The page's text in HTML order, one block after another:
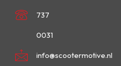
737
0031
info@scootermotive.nl